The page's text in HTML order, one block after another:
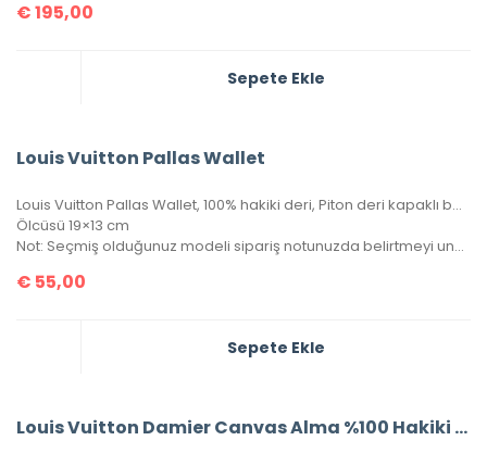
€195,00
Sepete Ekle
Louis Vuitton Pallas Wallet
Louis Vuitton Pallas Wallet, 100% hakiki deri, Piton deri kapaklı bayan cüzdan. Portatif zinciri sayesinde gece çantası clutch olarak veya cüzdan olarak kullanılabilir. Seri numaralı, kutulu, toz torbalı, sertifikalı.
Ölcüsü 19×13 cm
Not: Seçmiş olduğunuz modeli sipariş notunuzda belirtmeyi unutmayınız!
€ 55,00
Sepete Ekle
Louis Vuitton Damier Canvas Alma %100 Hakiki Vejital Deri (CRL 674)